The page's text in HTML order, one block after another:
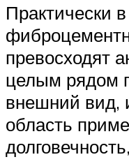
Практически
превосходят
целым рядом
внешний вид,
область